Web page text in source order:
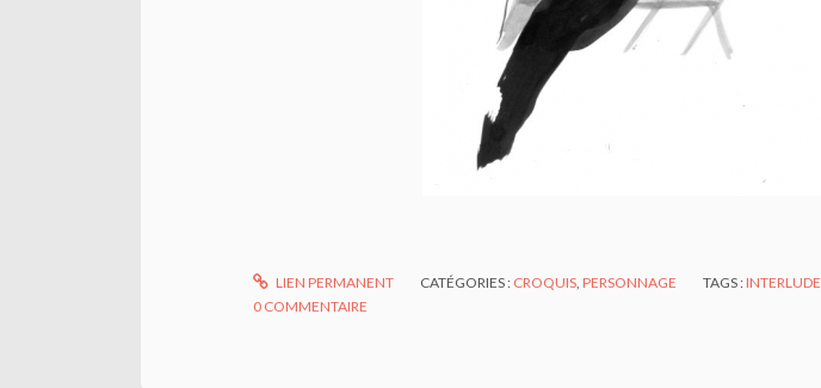
LIEN PERMANENT CATÉGORIES : CROQUIS ,PERSONNAGE TAGS :INTERLUDE
0 COMMENTAIRE